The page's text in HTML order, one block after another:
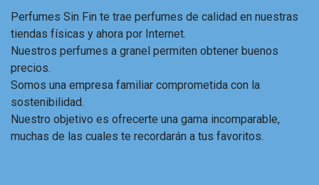
Perfumes Sin Fin te trae perfumes de calidad en nuestras
tiendas físicas y ahora por Internet.
Nuestros perfumes a granel permiten obtener buenos
precios.
Somos una empresa familiar comprometida con la
sostenibilidad.
Nuestro objetivo es ofrecerte una gama incomparable,
muchas de las cuales te recordarán a tus favoritos.